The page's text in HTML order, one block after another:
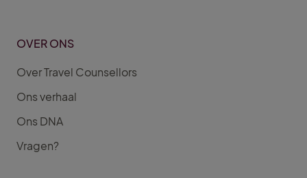
OVER ONS
Over Travel Counsellors
Ons verhaal
Ons DNA
Vragen?